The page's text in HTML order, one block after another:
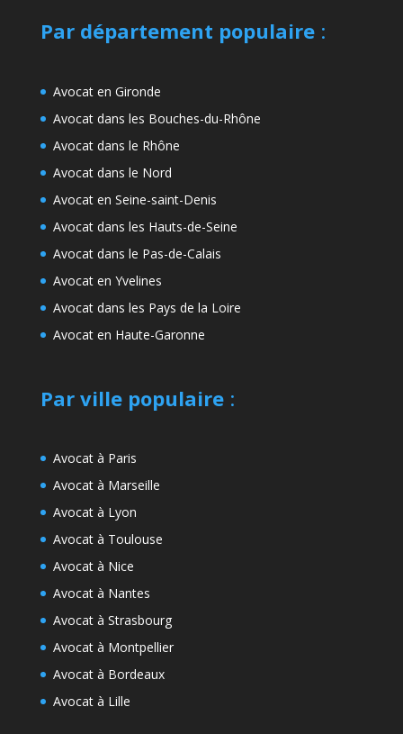
Par département populaire:
Avocat en Gironde
Avocat dans les Bouches-du-Rhône
Avocat dans le Rhône
Avocat dans le Nord
Avocat en Seine-saint-Denis
Avocat dans les Hauts-de-Seine
Avocat dans le Pas-de-Calais
Avocat en Yvelines
Avocat dans les Pays de la Loire
Avocat en Haute-Garonne
Par ville populaire:
Avocat à Paris
Avocat à Marseille
Avocat à Lyon
Avocat à Toulouse
Avocat à Nice
Avocat à Nantes
Avocat à Strasbourg
Avocat à Montpellier
Avocat à Bordeaux
Avocat à Lille